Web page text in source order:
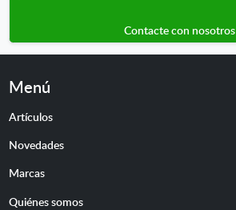
Contacte con nosotros
Menú
Artículos
Novedades
Marcas
Quiénes somos